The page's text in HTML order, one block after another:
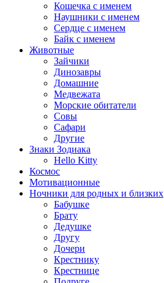
Кошечка с именем
Наушники с именем
Сердце с именем
Байк с именем
Животные
Зайчики
Динозавры
Домашние
Медвежата
Морские обитатели
Совы
Сафари
Другие
Знаки Зодиака
Hello Kitty
Космос
Мотивационные
Ночники для родных и близких
Бабушке
Брату
Дедушке
Другу
Дочери
Крестнику
Крестнице